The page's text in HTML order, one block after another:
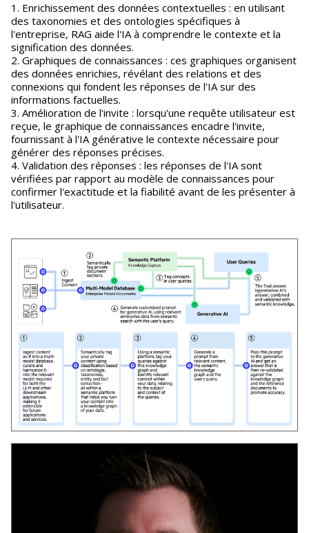
1. Enrichissement des données contextuelles : en utilisant
des taxonomies et des ontologies spécifiques à
l'entreprise, RAG aide l'IA à comprendre le contexte et la
signification des données.
2. Graphiques de connaissances : ces graphiques organisent
des données enrichies, révélant des relations et des
connexions qui fondent les réponses de l'IA sur des
informations factuelles.
3. Amélioration de l'invite : lorsqu'une requête utilisateur est
reçue, le graphique de connaissances encadre l'invite,
fournissant à l'IA générative le contexte nécessaire pour
générer des réponses précises.
4. Validation des réponses : les réponses de l'IA sont
vérifiées par rapport au modèle de connaissances pour
confirmer l'exactitude et la fiabilité avant de les présenter à
l'utilisateur.